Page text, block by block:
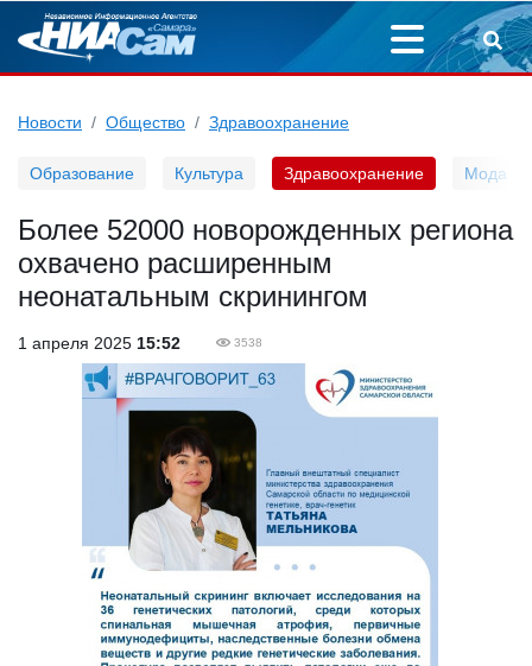
Новости Общество Здравоохранение
Образование Культура Здравоохранение Мода
Более 52000 новорожденных региона
охвачено расширенным
неонатальным скринингом
1 апреля 2025 15:52 3538